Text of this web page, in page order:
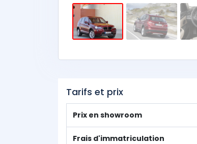
Tarifs et prix
Prix en showroom
Frais d'immatriculation